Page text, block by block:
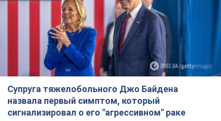
назвала первый симптом, который
сигнализировал о его "агрессивном" раке
Сначала врачи не обратили на это должного внимания
6.08.2026 12:46 16,6 т.
Отпуск Леси Никитюк в Карпатах
обернулся скандалом: почему
ведущую несправедливо захейтили
Знаменитость вышла на прямую